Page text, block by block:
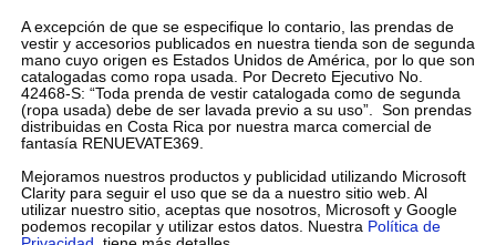
A excepción de que se especifique lo contario, las prendas de
vestir y accesorios publicados en nuestra tienda son de segunda
mano cuyo origen es Estados Unidos de América, por lo que son
catalogadas como ropa usada. Por Decreto Ejecutivo No.
42468-S: “Toda prenda de vestir catalogada como de segunda
(ropa usada) debe de ser lavada previo a su uso”. Son prendas
distribuidas en Costa Rica por nuestra marca comercial de
fantasía RENUEVATE369.
Mejoramos nuestros productos y publicidad utilizando Microsoft
Clarity para seguir el uso que se da a nuestro sitio web. Al
utilizar nuestro sitio, aceptas que nosotros, Microsoft y Google
podemos recopilar y utilizar estos datos. Nuestra Política de